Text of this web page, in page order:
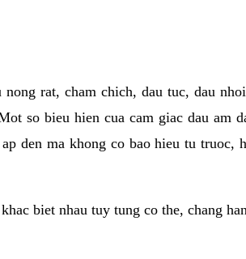
rat, cham chich, dau tuc, dau
so bieu hien cua cam giac dau am
den ma khong co bao hieu tu truoc,
biet nhau tuy tung co the, chang